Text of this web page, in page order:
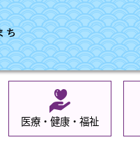
医療・健康・福祉